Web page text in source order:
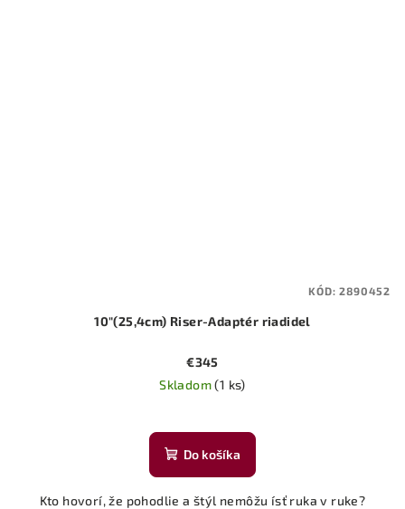
10"(25,4cm) Riser-Adaptér riadidel
€345
Skladom(1 ks)
Do košíka
Kto hovorí, že pohodlie a štýl nemôžu ísť ruka v ruke?
KÓD:2890452